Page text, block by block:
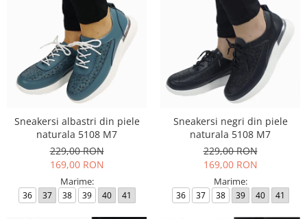
Sneakersi albastri din piele
naturala 5108 M7
229,00 RON
169,00 RON
Marime:
36 37 38 39 40 41
Sneakersi negri din piele
naturala 5108 M7
229,00 RON
169,00 RON
Marime:
36 37 38 39 40 41